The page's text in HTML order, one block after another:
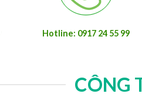
Hotline: 0917 24 55 99
CÔNG